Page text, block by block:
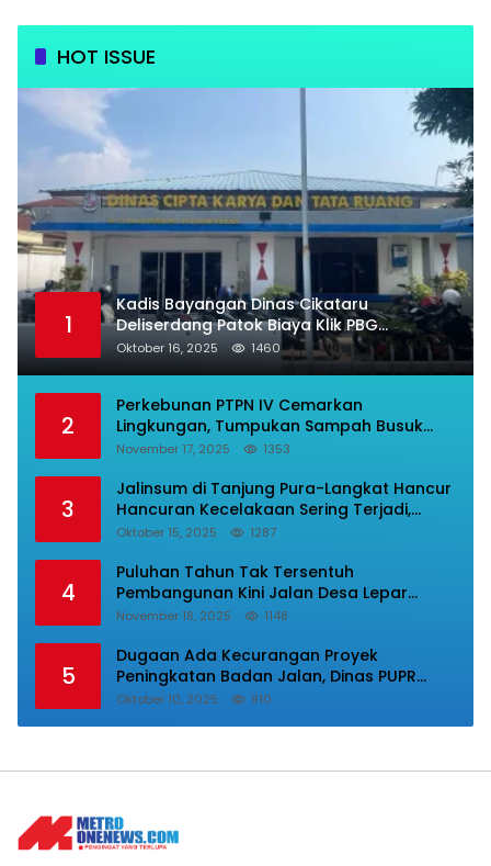
HOT ISSUE
1
Kadis Bayangan Dinas Cikataru
Deliserdang Patok Biaya Klik PBG
Luarbiasa Besar, Bupati Dipermalukan
Oktober 16, 2025 1460
2
Perkebunan PTPN IV Cemarkan
Lingkungan, Tumpukan Sampah Busuk
Dibiarkan Menggunung Di Areal Rumah
November 17, 2025 1353
3
Jalinsum di Tanjung Pura-Langkat Hancur
Hancuran Kecelakaan Sering Terjadi,
Masyarakat Mnta Presiden Prabowo Beri
Oktober 15, 2025 1287
4
Puluhan Tahun Tak Tersentuh
Pembangunan Kini Jalan Desa Lepar
Samura Mulus, Masyarakat Sampaikan
November 18, 2025 1148
5
Dugaan Ada Kecurangan Proyek
Peningkatan Badan Jalan, Dinas PUPR
Labura Diadukan Ke Kejatisu.
Oktober 10, 2025 910